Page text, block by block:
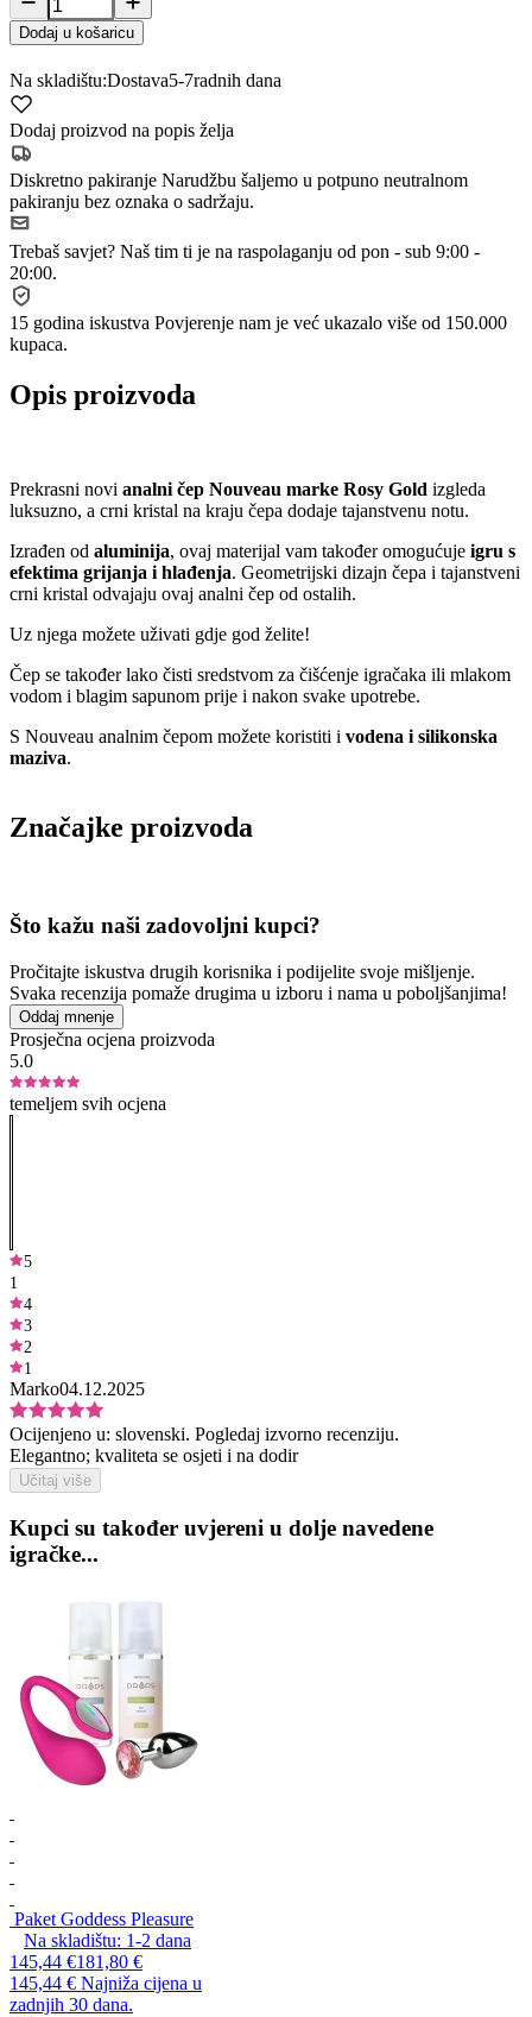
Dodaj u košaricu
Na skladištu:Dostava5-7radnih dana
Dodaj proizvod na popis želja
Diskretno pakiranje Narudžbu šaljemo u potpuno neutralnom
pakiranju bez oznaka o sadržaju.
Trebaš savjet? Naš tim ti je na raspolaganju od pon - sub 9:00 -
20:00.
15 godina iskustva Povjerenje nam je već ukazalo više od 150.000
kupaca.
Opis proizvoda
Prekrasni novi analni čep Nouveau marke Rosy Gold izgleda
luksuzno, a crni kristal na kraju čepa dodaje tajanstvenu notu.
Izrađen od aluminija, ovaj materijal vam također omogućuje igru ​​s
efektima grijanja i hlađenja. Geometrijski dizajn čepa i tajanstveni
crni kristal odvajaju ovaj analni čep od ostalih.
Uz njega možete uživati ​​gdje god želite!
Čep se također lako čisti sredstvom za čišćenje igračaka ili mlakom
vodom i blagim sapunom prije i nakon svake upotrebe.
S Nouveau analnim čepom možete koristiti i vodena i silikonska
maziva.
Značajke proizvoda
Što kažu naši zadovoljni kupci?
Pročitajte iskustva drugih korisnika i podijelite svoje mišljenje.
Svaka recenzija pomaže drugima u izboru i nama u poboljšanjima!
Oddaj mnenje
Prosječna ocjena proizvoda
5.0
temeljem svih ocjena
5
1
4
3
2
1
Marko04.12.2025
Ocijenjeno u: slovenski. Pogledaj izvorno recenziju.
Elegantno; kvaliteta se osjeti i na dodir
Učitaj više
Kupci su također uvjereni u dolje navedene
igračke...
Paket Goddess Pleasure
Na skladištu: 1-2 dana
145,44 €181,80 €
145,44 € Najniža cijena u
zadnjih 30 dana.